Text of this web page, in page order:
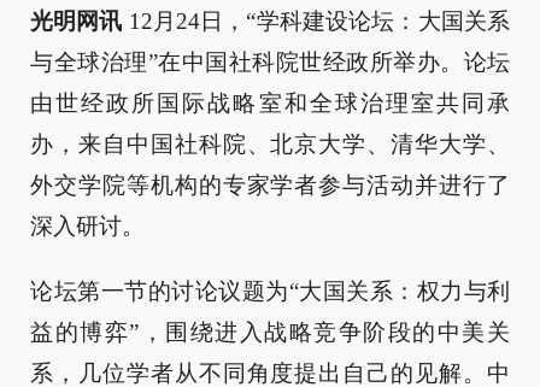
光明网讯 12月24日，“学科建设论坛：大国关系
与全球治理”在中国社科院世经政所举办。论坛
由世经政所国际战略室和全球治理室共同承
办，来自中国社科院、北京大学、清华大学、
外交学院等机构的专家学者参与活动并进行了
深入研讨。
论坛第一节的讨论议题为“大国关系：权力与利
益的博弈”，围绕进入战略竞争阶段的中美关
系，几位学者从不同角度提出自己的见解。中